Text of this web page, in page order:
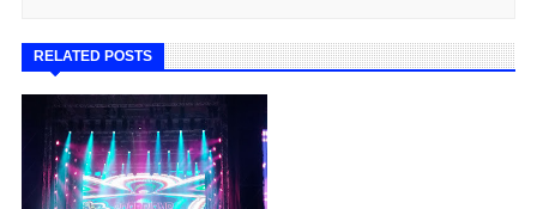
RELATED POSTS